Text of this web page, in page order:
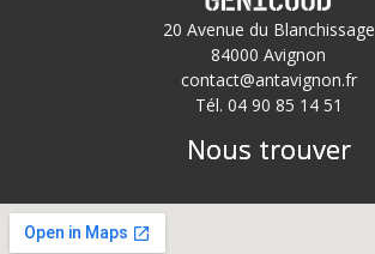
20 Avenue du Blanchissage
84000 Avignon
contact@antavignon.fr
Tél. 04 90 85 14 51
Nous trouver